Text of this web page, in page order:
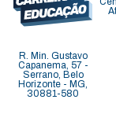
R. Min. Gustavo
Capanema, 57 -
Serrano, Belo
Horizonte - MG,
30881-580